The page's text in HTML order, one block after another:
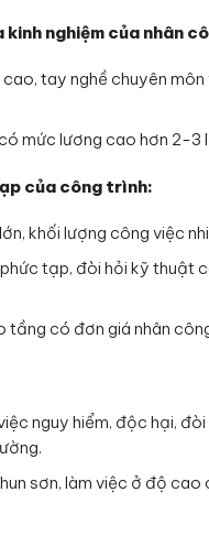
nghiệm của nhân
tay nghề chuyên
mức lương cao hơn 2-3
của công trình:
khối lượng công việc
tạp, đòi hỏi kỹ thuật
tầng có đơn giá nhân
nguy hiểm, độc hại,
sơn, làm việc ở độ